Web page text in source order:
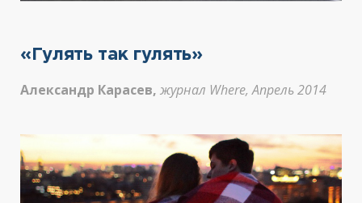
«Гулять так гулять»
Александр Карасев, журнал Where, Апрель 2014